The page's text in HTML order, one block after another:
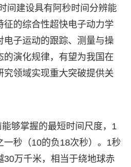
间建设具有阿秒时间分辨能
征的综合性超快电子动力学
电子运动的跟踪、测量与操
的演化规律，有望为我国在
究领域实现重大突破提供关
够掌握的最短时间尺度，1
一秒（10的负18次秒）。1秒
30万千米，相当于绕地球赤